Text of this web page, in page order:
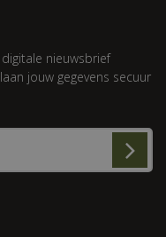
nieuwsbrief
jouw gegevens secuur